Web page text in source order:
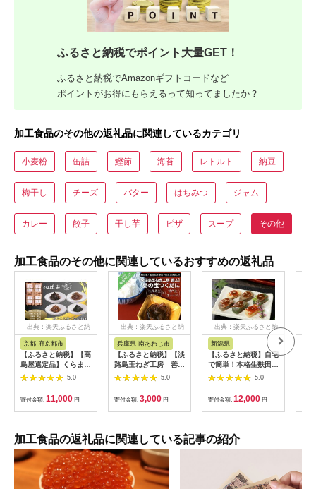
ふるさと納税でポイント大量GET！
ふるさと納税でAmazonギフトコードなど
ポイントがお得にもらえるって知ってましたか？
加工食品のその他の返礼品に関連しているカテゴリ
小麦粉 缶詰 鰹節 海苔 レトルト 納豆
梅干し チーズ バター はちみつ ジャム
カレー 餃子 干し芋 ピザ スープ その他
加工食品のその他に関連しているおすすめの返礼品
出典：楽天ふるさと納
税
京都 府京都市
【ふるさと納税】【高
島屋選定品】くらま辻
井 京つくだ煮・くら
ま路 4種詰合せ
5.0
寄付金額: 11,000 円
出典：楽天ふるさと納
税
兵庫県 南あわじ市
【ふるさと納税】【淡
路島玉ねぎ工房 善
太】島の宝つくだに
3000円 たまねぎ 玉ね
ぎ 玉葱 国産 野菜 オ
ニオン つくだに 茎わ
かめ しょうが 生姜 ご
無料 お取り寄せ グル
メ お買い物マラソン
5.0
寄付金額: 3,000 円
出典：楽天ふるさと納
新潟県
【ふるさと納税】自宅
で簡単！本格生麩田楽
セット（あわ生麩・よ
もぎ生麩・ごま生麩
各1本、田楽みそ
40g×3袋） | 食品 加
工食品 人気 おすすめ
5.0
寄付金額: 12,000 円
加工食品の返礼品に関連している記事の紹介